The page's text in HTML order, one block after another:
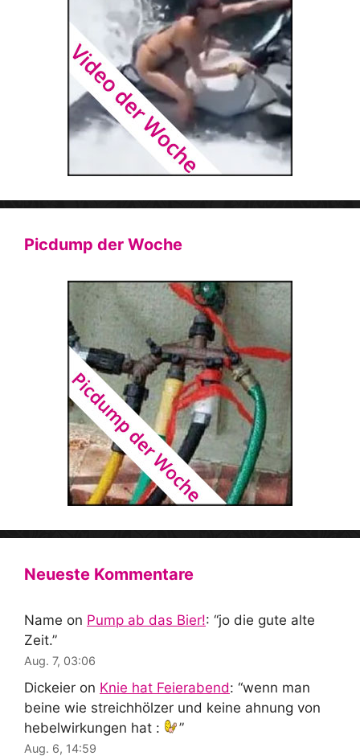
Picdump der Woche
Neueste Kommentare
Name on Pump ab das Bier!: “jo die gute alte
Zeit.”
Aug. 7, 03:06
Dickeier on Knie hat Feierabend: “wenn man
beine wie streichhölzer und keine ahnung von
hebelwirkungen hat :
”
Aug. 6, 14:59